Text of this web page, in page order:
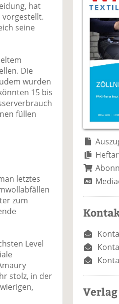
uf
F
ac
o
o
k
te
il
e
wi
tt
er
uf
Li
n
n
te
il
e
n
er
E
m
se
n
d
e
ck
hat
vorgestellt.
seine
Die
wurden
15 bis
füllen
letztes
zum
Level
stolz, in der
Verlag